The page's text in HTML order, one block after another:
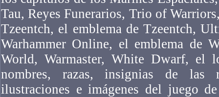
Tau, Reyes Funerarios, Trio of
Tzeentch, el emblema de Tzeentch,
Warhammer Online, el emblema de
World, Warmaster, White Dwarf, el
nombres, razas, insignias de las
ilustraciones e imágenes del juego